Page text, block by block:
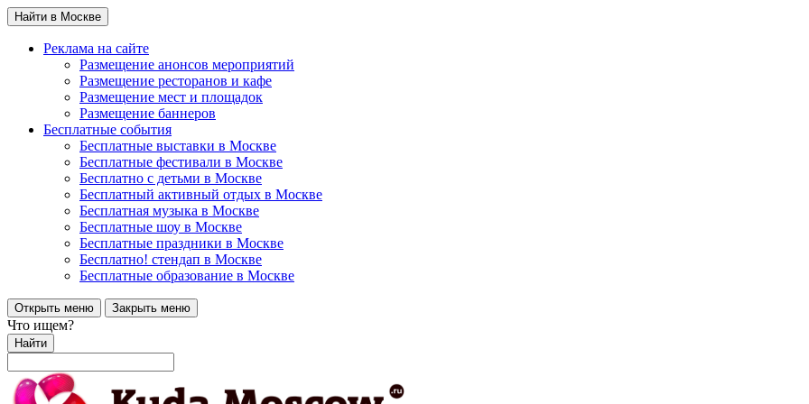
Найти в Москве
Реклама на сайте
Размещение анонсов мероприятий
Размещение ресторанов и кафе
Размещение мест и площадок
Размещение баннеров
Бесплатные события
Бесплатные выставки в Москве
Бесплатные фестивали в Москве
Бесплатно с детьми в Москве
Бесплатный активный отдых в Москве
Бесплатная музыка в Москве
Бесплатные шоу в Москве
Бесплатные праздники в Москве
Бесплатно! стендап в Москве
Бесплатные образование в Москве
Открыть меню Закрыть меню
Что ищем?
Найти